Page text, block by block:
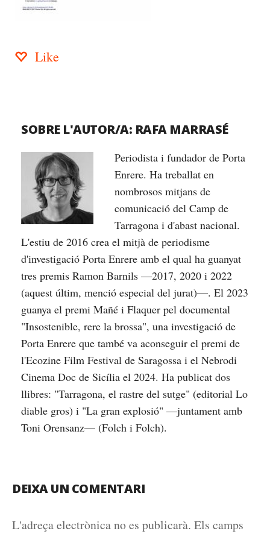
Like
SOBRE L'AUTOR/A: RAFA MARRASÉ
Periodista i fundador de Porta
Enrere. Ha treballat en
nombrosos mitjans de
comunicació del Camp de
Tarragona i d'abast nacional.
L'estiu de 2016 crea el mitjà de periodisme
d'investigació Porta Enrere amb el qual ha guanyat
tres premis Ramon Barnils —2017, 2020 i 2022
(aquest últim, menció especial del jurat)—. El 2023
guanya el premi Mañé i Flaquer pel documental
"Insostenible, rere la brossa", una investigació de
Porta Enrere que també va aconseguir el premi de
l'Ecozine Film Festival de Saragossa i el Nebrodi
Cinema Doc de Sicília el 2024. Ha publicat dos
llibres: "Tarragona, el rastre del sutge" (editorial Lo
diable gros) i "La gran explosió" —juntament amb
Toni Orensanz— (Folch i Folch).
DEIXA UN COMENTARI
L'adreça electrònica no es publicarà. Els camps